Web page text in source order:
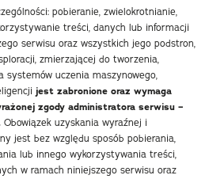
pobieranie, zwielokrotnianie,
treści, danych lub informacji
serwisu oraz wszystkich jego podstron,
zmierzającej do tworzenia,
systemów uczenia maszynowego,
jest zabronione oraz wymaga
zgody administratora serwisu –
Obowiązek uzyskania wyraźnej i
jest bez względu sposób pobierania,
lub innego wykorzystywania treści,
w ramach niniejszego serwisu oraz